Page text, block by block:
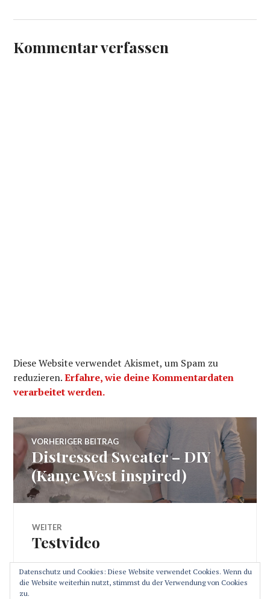
Kommentar verfassen
Diese Website verwendet Akismet, um Spam zu
reduzieren.Erfahre, wie deine Kommentardaten
verarbeitet werden.
Beitragsnavigation
VORHERIGER BEITRAG
Vorheriger
Beitrag:
Distressed Sweater – DIY
(Kanye West inspired)
WEITER
Nächster
Testvideo
Datenschutz und Cookies: Diese Website verwendet Cookies. Wenn du
die Website weiterhin nutzt, stimmst du der Verwendung von Cookies
zu.